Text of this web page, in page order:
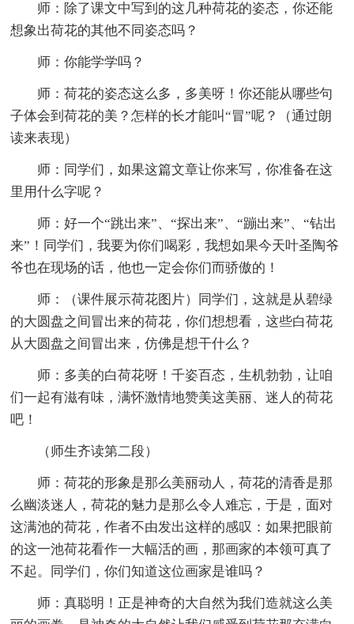
师：除了课文中写到的这几种荷花的姿态，你还能
想象出荷花的其他不同姿态吗？
师：你能学学吗？
师：荷花的姿态这么多，多美呀！你还能从哪些句
子体会到荷花的美？怎样的长才能叫“冒”呢？（通过朗
读来表现）
师：同学们，如果这篇文章让你来写，你准备在这
里用什么字呢？
师：好一个“跳出来”、“探出来”、“蹦出来”、“钻出
来”！同学们，我要为你们喝彩，我想如果今天叶圣陶爷
爷也在现场的话，他也一定会你们而骄傲的！
师：（课件展示荷花图片）同学们，这就是从碧绿
的大圆盘之间冒出来的荷花，你们想想看，这些白荷花
从大圆盘之间冒出来，仿佛是想干什么？
师：多美的白荷花呀！千姿百态，生机勃勃，让咱
们一起有滋有味，满怀激情地赞美这美丽、迷人的荷花
吧！
（师生齐读第二段）
师：荷花的形象是那么美丽动人，荷花的清香是那
么幽淡迷人，荷花的魅力是那么令人难忘，于是，面对
这满池的荷花，作者不由发出这样的感叹：如果把眼前
的这一池荷花看作一大幅活的画，那画家的本领可真了
不起。同学们，你们知道这位画家是谁吗？
师：真聪明！正是神奇的大自然为我们造就这么美